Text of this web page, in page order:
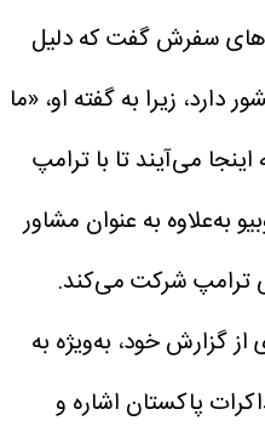
سفرش گفت که دلیل
دارد، زیرا به گفته او، «ما
اینجا می‌آیند تا با ترامپ
به‌علاوه به عنوان مشاور
ترامپ شرکت می‌کند.
گزارش خود، به‌ویژه به
پاکستان اشاره و